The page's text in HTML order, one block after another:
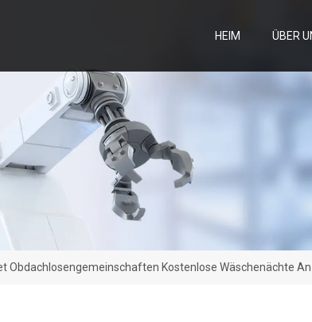
HEIM ÜBER
Obdachlosengemeinschaften Kostenlose Wäschenächte An